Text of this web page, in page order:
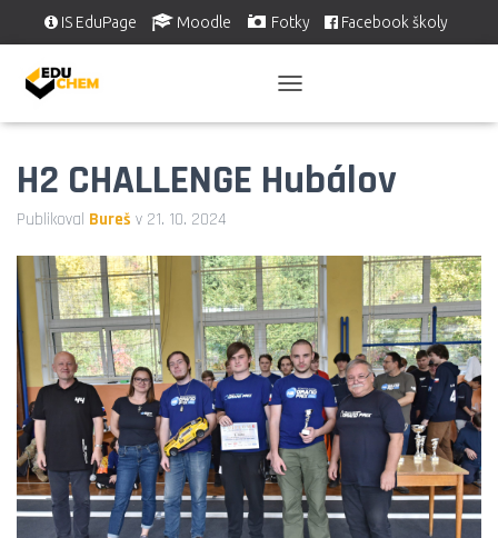
IS EduPage Moodle Fotky Facebook školy
Ř
N
N
A
V
I
G
A
C
H2 CHALLENGE Hubálov
Publikoval Bureš v 21. 10. 2024